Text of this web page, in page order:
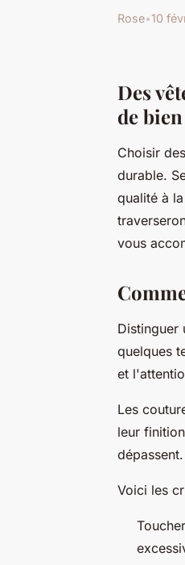
Rose•10
Des
de
Choisir
durable.
qualité à
vous
Distinguer
quelques
et
Les
leur
Voici les